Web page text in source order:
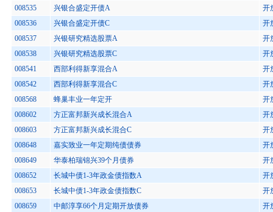
008535
兴银合盛定开债A
开
008536
兴银合盛定开债C
开
008537
兴银研究精选股票A
开
008538
兴银研究精选股票C
开
008541
西部利得新享混合A
开
008542
西部利得新享混合C
开
008568
蜂巢丰业一年定开
开
008602
方正富邦新兴成长混合A
开
008603
方正富邦新兴成长混合C
开
008648
嘉实致业一年定期纯债债券
开
008649
华泰柏瑞锦兴39个月债券
开
008652
长城中债1-3年政金债指数A
开
008653
长城中债1-3年政金债指数C
开
008659
中邮淳享66个月定期开放债券
开